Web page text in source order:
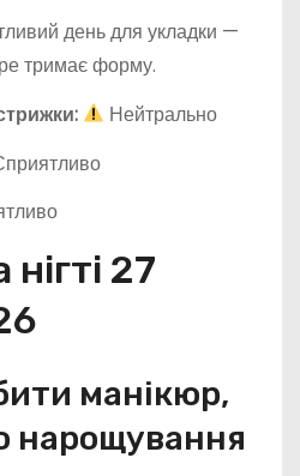
день для укладки —
тримає форму.
Нейтрально
27
манікюр,
нарощування